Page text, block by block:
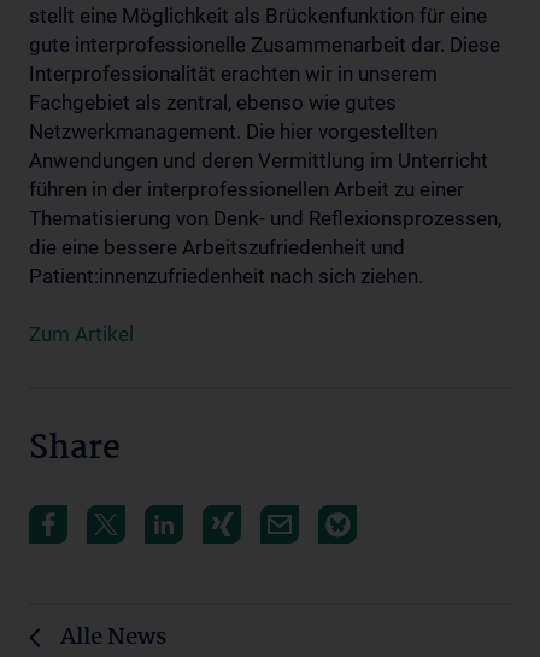
stellt eine Möglichkeit als Brückenfunktion für eine
gute interprofessionelle Zusammenarbeit dar. Diese
Interprofessionalität erachten wir in unserem
Fachgebiet als zentral, ebenso wie gutes
Netzwerkmanagement. Die hier vorgestellten
Anwendungen und deren Vermittlung im Unterricht
führen in der interprofessionellen Arbeit zu einer
Thematisierung von Denk- und Reflexionsprozessen,
die eine bessere Arbeitszufriedenheit und
Patient:innenzufriedenheit nach sich ziehen.
Zum Artikel
Share
Alle News